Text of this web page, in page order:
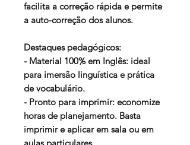
facilita a correção rápida e permite
a auto-correção dos alunos.
Destaques pedagógicos:
- Material 100% em Inglês: ideal
para imersão linguística e prática
de vocabulário.
- Pronto para imprimir: economize
horas de planejamento. Basta
imprimir e aplicar em sala ou em